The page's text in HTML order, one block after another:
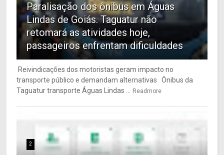
Paralisação dos ônibus em Águas
Lindas de Goiás. Taguatur não
retomará as atividades hoje,
passageiros enfrentam dificuldades
Reivindicações dos motoristas geram impacto no
transporte público e demandam alternativas Ônibus da
Taguatur transporte Águas Lindas ... Readmore
2